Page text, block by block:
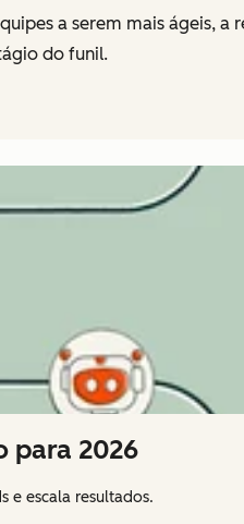
a serem mais ágeis,
do funil.
para 2026
e escala resultados.